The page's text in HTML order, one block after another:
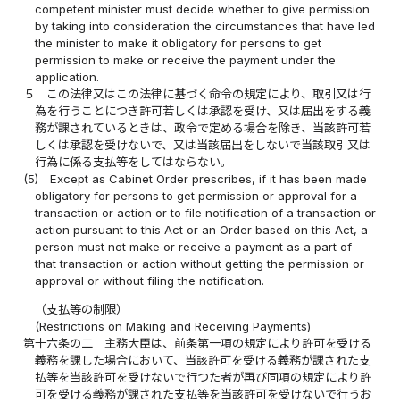
competent minister must decide whether to give permission
by taking into consideration the circumstances that have led
the minister to make it obligatory for persons to get
permission to make or receive the payment under the
application.
５
この法律又はこの法律に基づく命令の規定により、取引又は行
為を行うことにつき許可若しくは承認を受け、又は届出をする義
務が課されているときは、政令で定める場合を除き、当該許可若
しくは承認を受けないで、又は当該届出をしないで当該取引又は
行為に係る支払等をしてはならない。
(5)
Except as Cabinet Order prescribes, if it has been made
obligatory for persons to get permission or approval for a
transaction or action or to file notification of a transaction or
action pursuant to this Act or an Order based on this Act, a
person must not make or receive a payment as a part of
that transaction or action without getting the permission or
approval or without filing the notification.
（支払等の制限）
(Restrictions on Making and Receiving Payments)
第十六条の二
主務大臣は、前条第一項の規定により許可を受ける
義務を課した場合において、当該許可を受ける義務が課された支
払等を当該許可を受けないで行つた者が再び同項の規定により許
可を受ける義務が課された支払等を当該許可を受けないで行うお